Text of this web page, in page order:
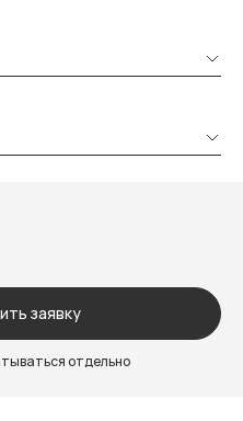
заявку
отдельно